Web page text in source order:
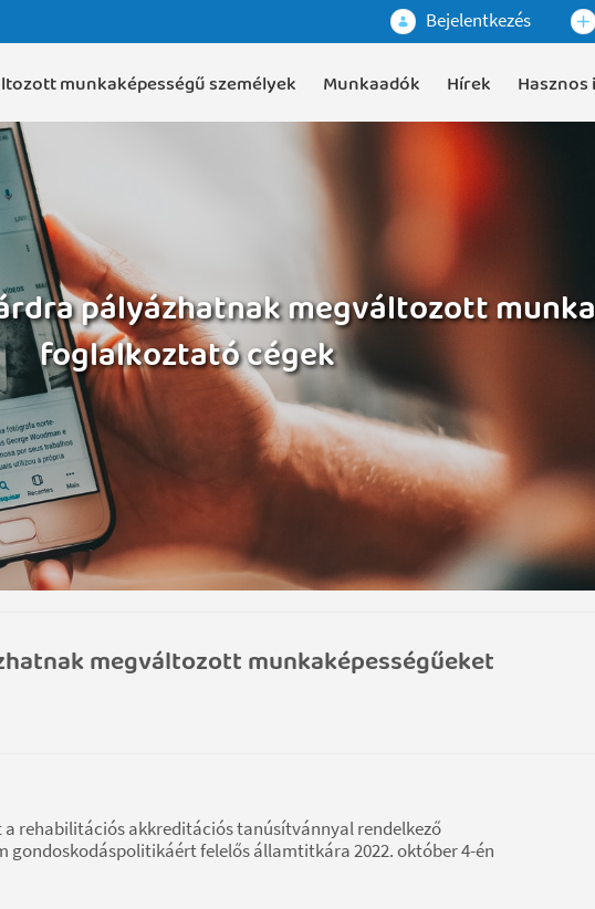
Bejelentkezés
munkaképességű személyek Munkaadók Hírek
pályázhatnak megváltozott
foglalkoztató cégek
megváltozott munkaképességűeket
rehabilitációs akkreditációs tanúsítvánnyal rendelkező
felelős államtitkára 2022. október 4-én